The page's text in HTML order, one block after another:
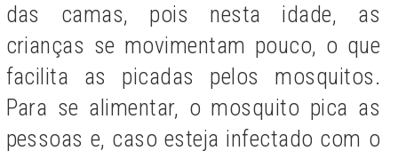
das camas, pois nesta idade, as
crianças se movimentam pouco, o que
facilita as picadas pelos mosquitos.
Para se alimentar, o mosquito pica as
pessoas e, caso esteja infectado com o